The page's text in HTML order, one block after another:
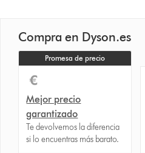
Compra en Dyson.es
Promesa de precio
Mejor precio
garantizado
Te devolvemos la diferencia
si lo encuentras más barato.